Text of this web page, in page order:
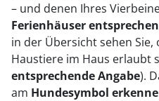
– und denen Ihres
Ferienhäuser
in der Übersicht sehen
Haustiere im Haus erlaubt
entsprechende Angabe).
am Hundesymbol